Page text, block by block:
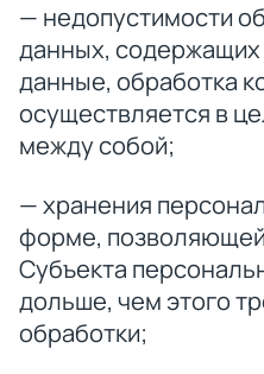
— недопустимости
данных,
данные, обработка
осуществляется в
между собой;
— хранения
форме,
Субъекта
дольше, чем этого
обработки;